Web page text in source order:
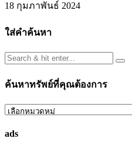
18 กุมภาพันธ์ 2024
ใส่คำค้นหา
ค้นหาทรัพย์ที่คุณต้องการ
ค้นหา
ที่
ads